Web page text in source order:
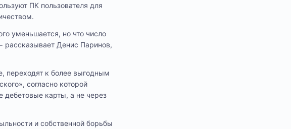
ПК пользователя для
уменьшается, но что число
рассказывает Денис Паринов,
переходят к более выгодным
согласно которой
карты, а не через
и собственной борьбы